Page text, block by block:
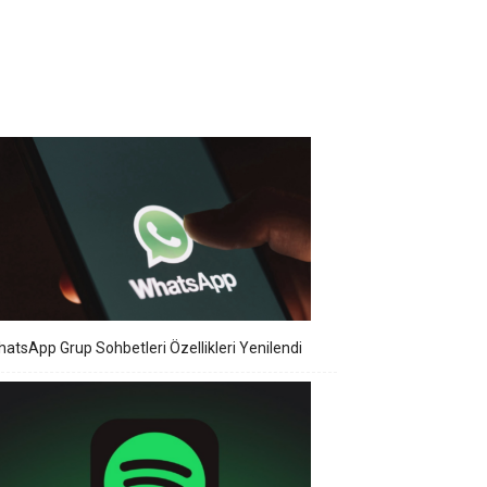
Grup Sohbetleri Özellikleri Yenilendi